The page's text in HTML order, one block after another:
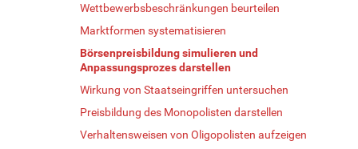
Wettbewerbsbeschränkungen beurteilen
Marktformen systematisieren
Börsenpreisbildung simulieren und
Anpassungsprozes darstellen
Wirkung von Staatseingriffen untersuchen
Preisbildung des Monopolisten darstellen
Verhaltensweisen von Oligopolisten aufzeigen